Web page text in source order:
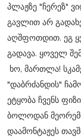
პლაჟზე "ჩერეზ"
გავლით არ
აღშფოთდით. ეგ
გადავა. ყოველ
ხო, მართლა!
"დაბრძანდის"
ეტყობა ჩვენს
ბოლოდან
დაამონტაჟეს